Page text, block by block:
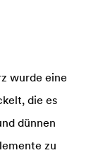
wurde eine
die es
dünnen
zu